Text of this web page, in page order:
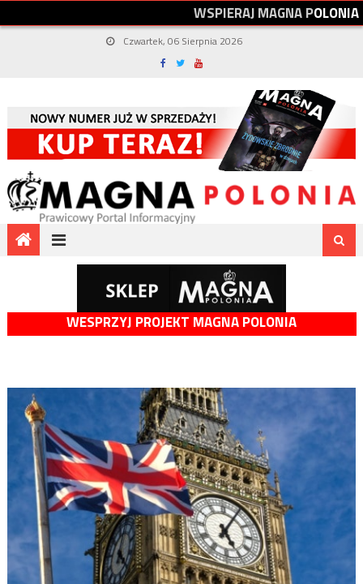
WSPIERAJMAGNAPOLONIA
Czwartek, 06 Sierpnia 2026
WESPRZYJ PROJEKT MAGNA POLONIA